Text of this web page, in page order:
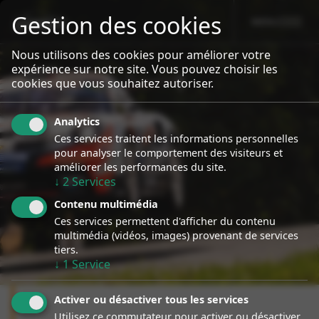
sport event
Specialiste Porsche Rallye
Gestion des cookies
Nous utilisons des cookies pour améliorer votre
expérience sur notre site. Vous pouvez choisir les
cookies que vous souhaitez autoriser.
Analytics
Ces services traitent les informations personnelles
pour analyser le comportement des visiteurs et
améliorer les performances du site.
↓ 2 Services
Contenu multimédia
Ces services permettent d'afficher du contenu
multimédia (vidéos, images) provenant de services
tiers.
↓1 Service
Activer ou désactiver tous les services
Utilisez ce commutateur pour activer ou désactiver